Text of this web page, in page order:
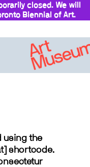
closed. We will
Biennial of Art.
using the
shortcode.